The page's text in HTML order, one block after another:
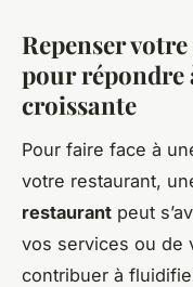
Repenser
pour répondre
croissante
Pour faire face à
votre restaurant,
restaurant peut
vos services ou de
contribuer à